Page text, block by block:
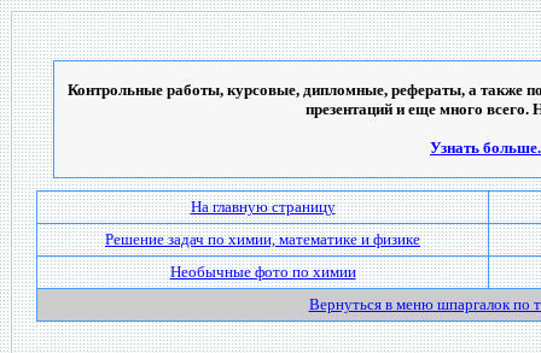
Контрольные работы, курсовые, дипломные, рефераты, а также
презентаций и еще много всего.
Узнать
На главную страницу
Решение задач по химии, математике и физике
Необычные фото по химии
Вернуться в меню шпаргалок по